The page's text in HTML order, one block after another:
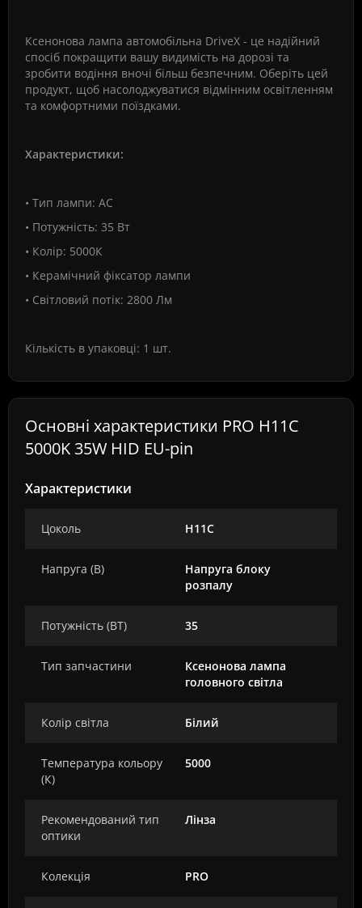
Ксенонова лампа автомобільна DriveX - це надійний
спосіб покращити вашу видимість на дорозі та
зробити водіння вночі більш безпечним. Оберіть цей
продукт, щоб насолоджуватися відмінним освітленням
та комфортними поїздками.
Характеристики:
• Тип лампи: АС
• Потужність: 35 Вт
• Колір: 5000К
• Керамічний фіксатор лампи
• Світловий потік: 2800 Лм
Кількість в упаковці: 1 шт.
Основні характеристики PRO H11C
5000K 35W HID EU-pin
Характеристики
Цоколь H11C
Напруга (В)
Напруга блоку
розпалу
Потужність (ВТ) 35
Тип запчастини
Ксенонова лампа
головного світла
Колір світла Білий
Температура кольору
(К)
5000
Рекомендований тип
оптики
Лінза
Колекція PRO